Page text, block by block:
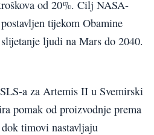
od 20%. Cilj NASA-
tijekom Obamine
ljudi na Mars do 2040.
a za Artemis II u Svemirski
pomak od proizvodnje prema
timovi nastavljaju